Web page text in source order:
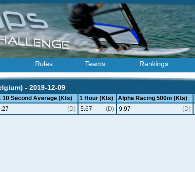
Rules Teams Rankings
- 2019-12-09
10 Second Average (Kts) 1 Hour (Kts) Alpha Racing 500m (Kts)
(D) 5.67 (D) 9.97 (D)